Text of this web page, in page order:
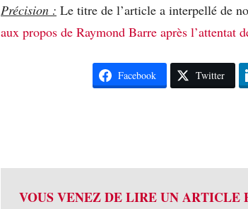
Précision : Le titre de l’article a interpellé de
aux propos de Raymond Barre après
Facebook Twitter
VOUS VENEZ DE LIRE UN ARTICLE